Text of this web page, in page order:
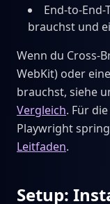
End-to-
brauchst und
Wenn du Cross-
WebKit) oder
brauchst, siehe
Vergleich. Für
Playwright
Leitfaden.
Setup: